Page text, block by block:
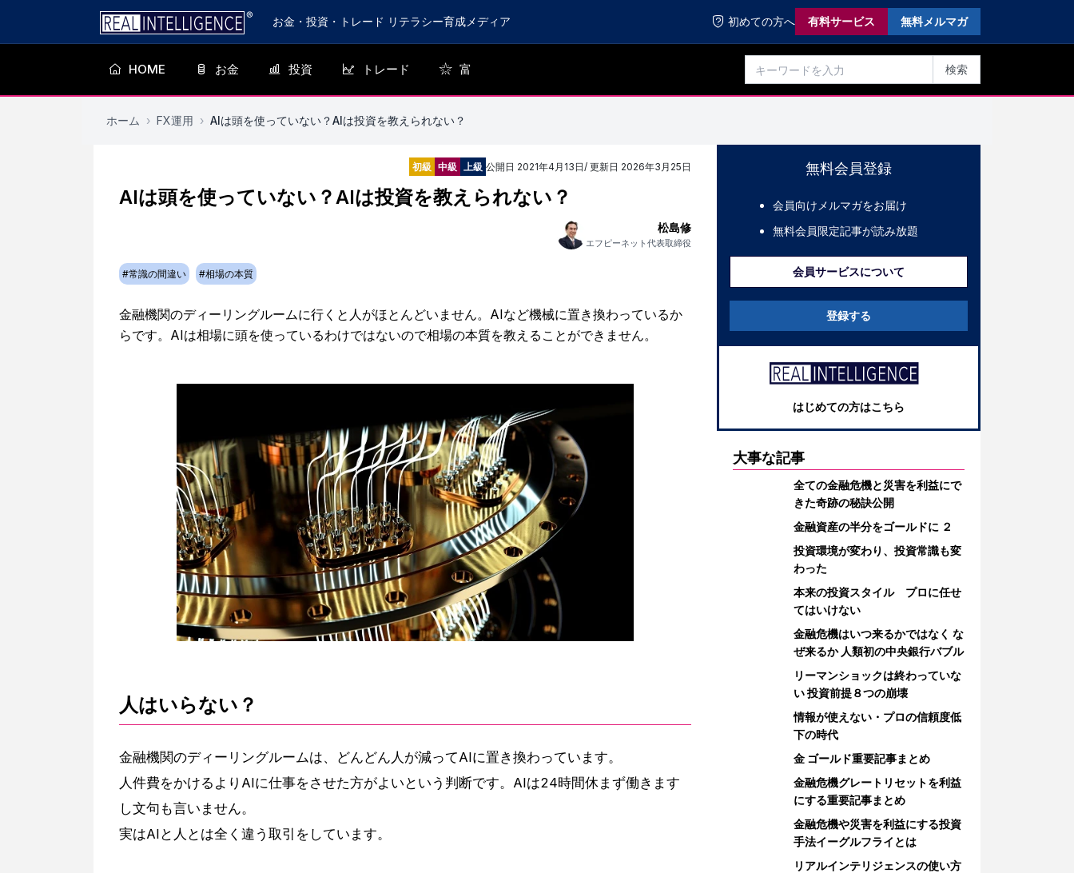
お金・投資・トレード リテラシー育成メディア 初めての方へ 有料サービス 無料メルマガ
HOME お金 投資 トレード 富 検索
ホーム › FX運用 › AIは頭を使っていない？AIは投資を教えられない？
初級 中級 上級 公開日 2021年4月13日/ 更新日 2026年3月25日
AIは頭を使っていない？AIは投資を教えられない？
松島修
エフピーネット代表取締役
#常識の間違い #相場の本質
金融機関のディーリングルームに行くと人がほとんどいません。AIなど機械に置き換わっているか
らです。AIは相場に頭を使っているわけではないので相場の本質を教えることができません。
人はいらない？
金融機関のディーリングルームは、どんどん人が減ってAIに置き換わっています。
人件費をかけるよりAIに仕事をさせた方がよいという判断です。AIは24時間休まず働きます
し文句も言いません。
実はAIと人とは全く違う取引をしています。
無料会員登録
会員向けメルマガをお届け
無料会員限定記事が読み放題
会員サービスについて
登録する
はじめての方はこちら
大事な記事
全ての金融危機と災害を利益にで
きた奇跡の秘訣公開
金融資産の半分をゴールドに ２
投資環境が変わり、投資常識も変
わった
本来の投資スタイル プロに任せ
てはいけない
金融危機はいつ来るかではなく な
ぜ来るか 人類初の中央銀行バブル
リーマンショックは終わっていな
い 投資前提８つの崩壊
情報が使えない・プロの信頼度低
下の時代
金 ゴールド重要記事まとめ
金融危機グレートリセットを利益
にする重要記事まとめ
金融危機や災害を利益にする投資
手法イーグルフライとは
リアルインテリジェンスの使い方